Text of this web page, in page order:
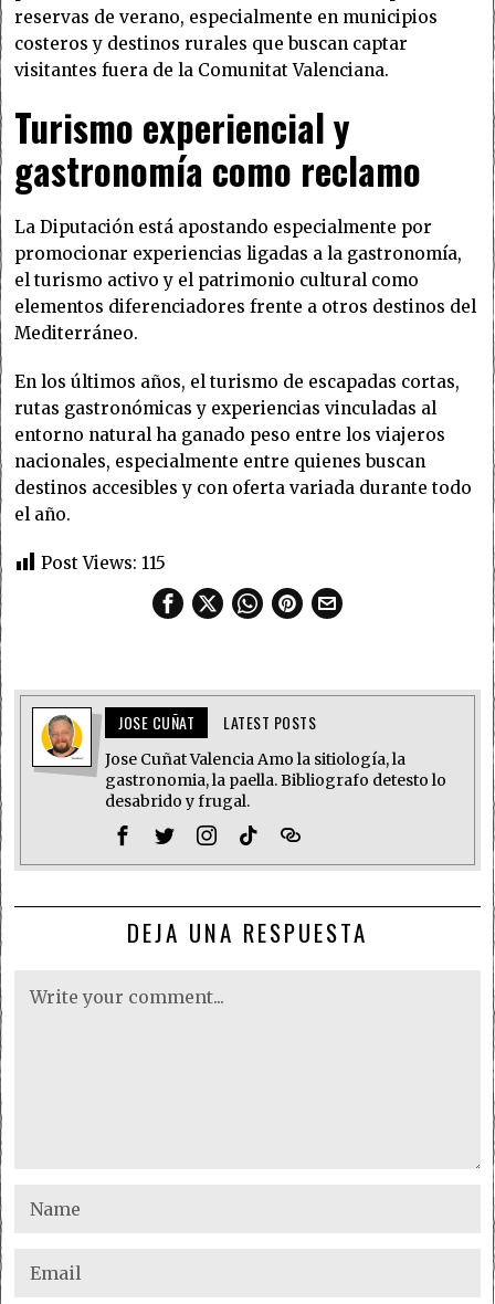
reservas de verano, especialmente en municipios
costeros y destinos rurales que buscan captar
visitantes fuera de la Comunitat Valenciana.
Turismo experiencial y
gastronomía como reclamo
La Diputación está apostando especialmente por
promocionar experiencias ligadas a la gastronomía,
el turismo activo y el patrimonio cultural como
elementos diferenciadores frente a otros destinos del
Mediterráneo.
En los últimos años, el turismo de escapadas cortas,
rutas gastronómicas y experiencias vinculadas al
entorno natural ha ganado peso entre los viajeros
nacionales, especialmente entre quienes buscan
destinos accesibles y con oferta variada durante todo
el año.
Post Views: 115
JOSE CUÑAT LATEST POSTS
Jose Cuñat Valencia Amo la sitiología, la
gastronomia, la paella. Bibliografo detesto lo
desabrido y frugal.
DEJA UNA RESPUESTA